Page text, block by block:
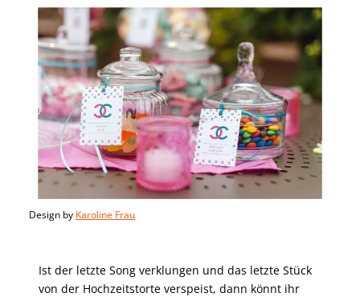
Design by Karoline Frau
Ist der letzte Song verklungen und das letzte Stück
von der Hochzeitstorte verspeist, dann könnt ihr